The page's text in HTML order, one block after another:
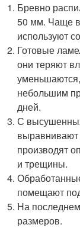
Бревно
50 мм. Чаще
используют
Готовые
они теряют
небольшим
дней.
С
выравнивают
производят
и трещины.
помещают
На
размеров.